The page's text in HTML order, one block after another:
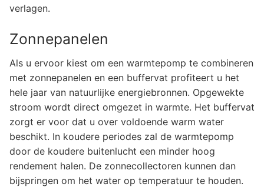
verlagen.
Zonnepanelen
Als u ervoor kiest om een warmtepomp te combineren
met zonnepanelen en een buffervat profiteert u het
hele jaar van natuurlijke energiebronnen. Opgewekte
stroom wordt direct omgezet in warmte. Het buffervat
zorgt er voor dat u over voldoende warm water
beschikt. In koudere periodes zal de warmtepomp
door de koudere buitenlucht een minder hoog
rendement halen. De zonnecollectoren kunnen dan
bijspringen om het water op temperatuur te houden.